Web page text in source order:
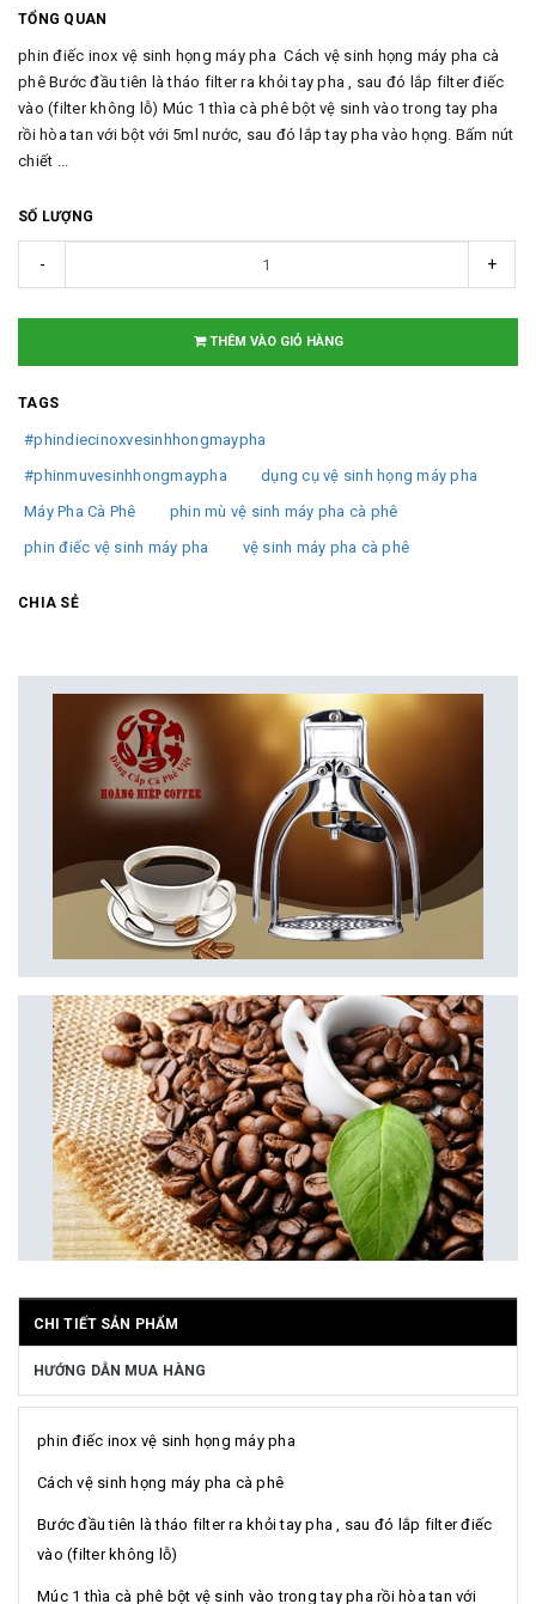
TỔNG QUAN
phin điếc inox vệ sinh họng máy pha Cách vệ sinh họng máy pha cà
phê Bước đầu tiên là tháo filter ra khỏi tay pha , sau đó lắp filter điếc
vào (filter không lỗ) Múc 1 thìa cà phê bột vệ sinh vào trong tay pha
rồi hòa tan với bột với 5ml nước, sau đó lắp tay pha vào họng. Bấm nút
chiết ...
SỐ LƯỢNG
- +
THÊM VÀO GIỎ HÀNG
TAGS
#phindiecinoxvesinhhongmaypha
#phinmuvesinhhongmaypha
dụng cụ vệ sinh họng máy pha
Máy Pha Cà Phê
phin mù vệ sinh máy pha cà phê
phin điếc vệ sinh máy pha
vệ sinh máy pha cà phê
CHIA SẺ
CHI TIẾT SẢN PHẨM
HƯỚNG DẪN MUA HÀNG
phin điếc inox vệ sinh họng máy pha
Cách vệ sinh họng máy pha cà phê
Bước đầu tiên là tháo filter ra khỏi tay pha , sau đó lắp filter điếc
vào (filter không lỗ)
Múc 1 thìa cà phê bột vệ sinh vào trong tay pha rồi hòa tan với